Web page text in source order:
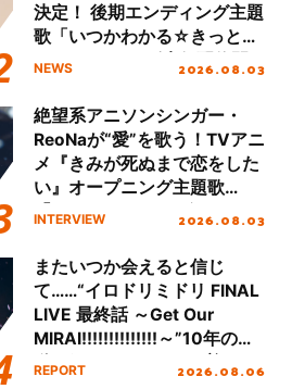
決定！ 後期エンディング主題
歌「いつかわかる☆きっとあ
える」TVサイズ先行配信開
NEWS 2026.08.03
絶望系アニソンシンガー・
ReoNaが“愛”を歌う！TVアニ
メ『きみが死ぬまで恋をした
い』オープニング主題歌
「Amore」インタビュー
INTERVIEW 2026.08.03
またいつか会えると信じ
て……“イロドリミドリ FINAL
LIVE 最終話 ～Get Our
MIRAI!!!!!!!!!!!!!!～”10年の活
動を経てファイナルを迎える
REPORT 2026.08.06